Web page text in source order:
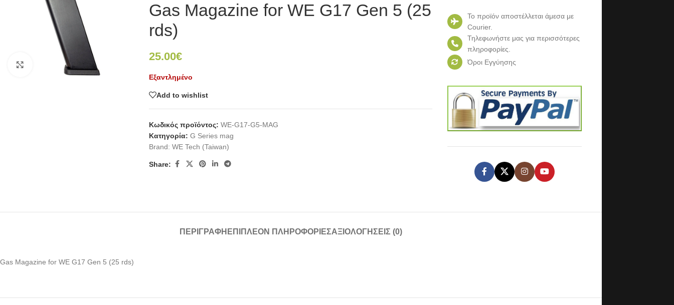
Click to enlarge
Gas Magazine for WE G17 Gen 5 (25
rds)
25.00€
Εξαντλημένο
Add to wishlist
Κωδικός προϊόντος:WE-G17-G5-MAG
Κατηγορία: G Series mag
Brand:WE Tech (Taiwan)
Share:
Το προϊόν αποστέλλεται άμεσα με
Courier.
Τηλεφωνήστε μας για περισσότερες
πληροφορίες.
Όροι Εγγύησης
ΠΕΡΙΓΡΑΦΉ ΕΠΙΠΛΈΟΝ ΠΛΗΡΟΦΟΡΊΕΣΑΞΙΟΛΟΓΉΣΕΙΣ (0)
Gas Magazine for WE G17 Gen 5 (25 rds)